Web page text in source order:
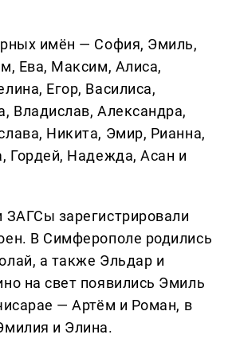
имён — София, Эмиль,
Ева, Максим, Алиса,
Егор, Василиса,
Владислав, Александра,
Никита, Эмир, Рианна,
Гордей, Надежда, Асан и
ЗАГСы зарегистрировали
В Симферополе родились
а также Эльдар и
на свет появились Эмиль
— Артём и Роман, в
и Элина.